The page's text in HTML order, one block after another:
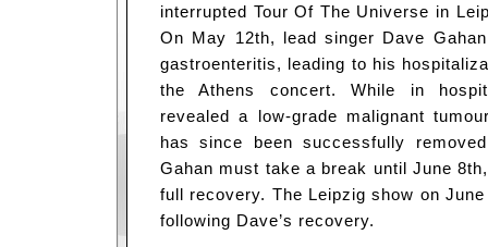
interrupted Tour Of The Universe in
On May 12th, lead singer Dave
gastroenteritis, leading to his
the Athens concert. While in
revealed a low-grade malignant
has since been successfully
Gahan must take a break until June
full recovery. The Leipzig show on
following Dave’s recovery.